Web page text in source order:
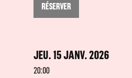
RÉSERVER
JEU. 15 JANV. 2026
20:00